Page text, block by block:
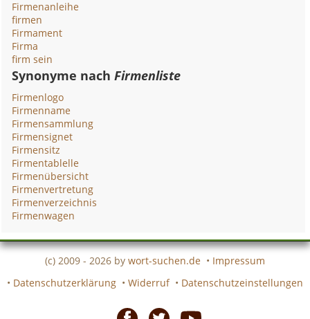
Firmenanleihe
firmen
Firmament
Firma
firm sein
Synonyme nachFirmenliste
Firmenlogo
Firmenname
Firmensammlung
Firmensignet
Firmensitz
Firmentablelle
Firmenübersicht
Firmenvertretung
Firmenverzeichnis
Firmenwagen
(c) 2009 - 2026 by wort-suchen.de • Impressum
• Datenschutzerklärung • Widerruf • Datenschutzeinstellungen